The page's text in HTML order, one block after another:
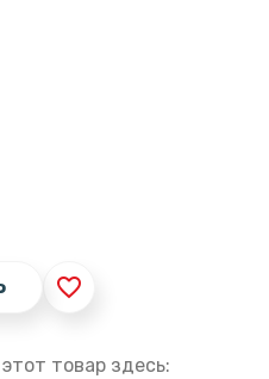
favorite_border
товар здесь: